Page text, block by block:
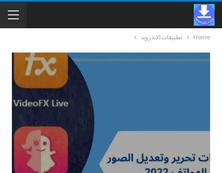
Home تطبيقات الاندرويد